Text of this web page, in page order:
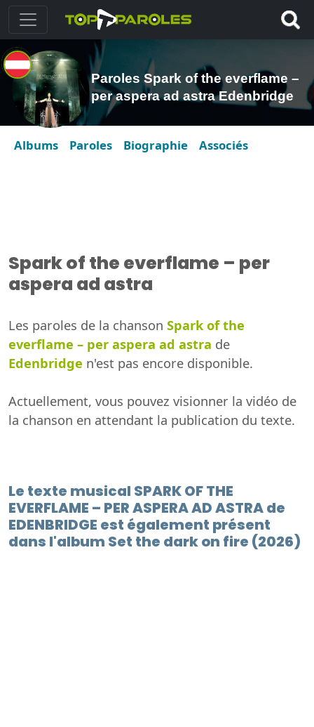
Paroles Spark of the everflame –
per aspera ad astra Edenbridge
Albums Paroles Biographie Associés
Spark of the everflame – per
aspera ad astra
Les paroles de la chanson Spark of the
everflame – per aspera ad astra de
Edenbridge n'est pas encore disponible.
Actuellement, vous pouvez visionner la vidéo de
la chanson en attendant la publication du texte.
Le texte musical SPARK OF THE
EVERFLAME – PER ASPERA AD ASTRA de
EDENBRIDGE est également présent
dans l'album Set the dark on fire (2026)